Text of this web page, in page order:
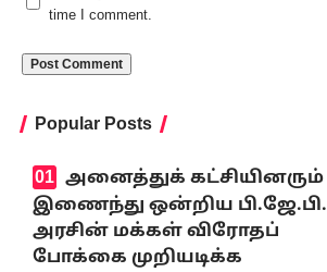
time I comment.
Popular Posts
அனைத்துக் கட்சியினரும்
இணைந்து ஒன்றிய பி.ஜே.பி.
அரசின் மக்கள் விரோதப்
போக்கை முறியடிக்க